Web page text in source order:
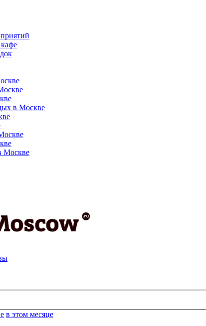
в Москве
Москве
в этом месяце